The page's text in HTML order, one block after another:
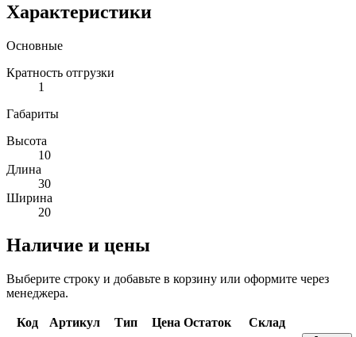
Характеристики
Основные
Кратность отгрузки
1
Габариты
Высота
10
Длина
30
Ширина
20
Наличие и цены
Выберите строку и добавьте в корзину или оформите через
менеджера.
Код Артикул Тип Цена Остаток
Склад